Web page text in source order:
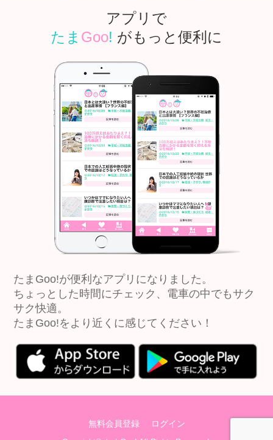
アプリで
たま Goo! がもっと便利に
たまGoo!が便利なアプリになりました。
ちょっとした時間にチェック、電車の中でもサク
サク快適。
たまGoo!をより近くに感じてください！
無料会員登録 ログイン